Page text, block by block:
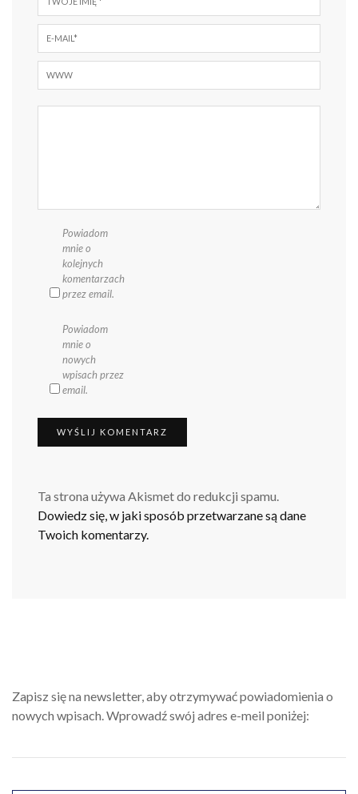
Powiadom
mnie o
kolejnych
komentarzach
przez email.
Powiadom
mnie o
nowych
wpisach przez
email.
Ta strona używa Akismet do redukcji spamu.
Dowiedz się, w jaki sposób przetwarzane są dane
Twoich komentarzy.
Zapisz się na newsletter, aby otrzymywać powiadomienia o
nowych wpisach. Wprowadź swój adres e-meil poniżej: